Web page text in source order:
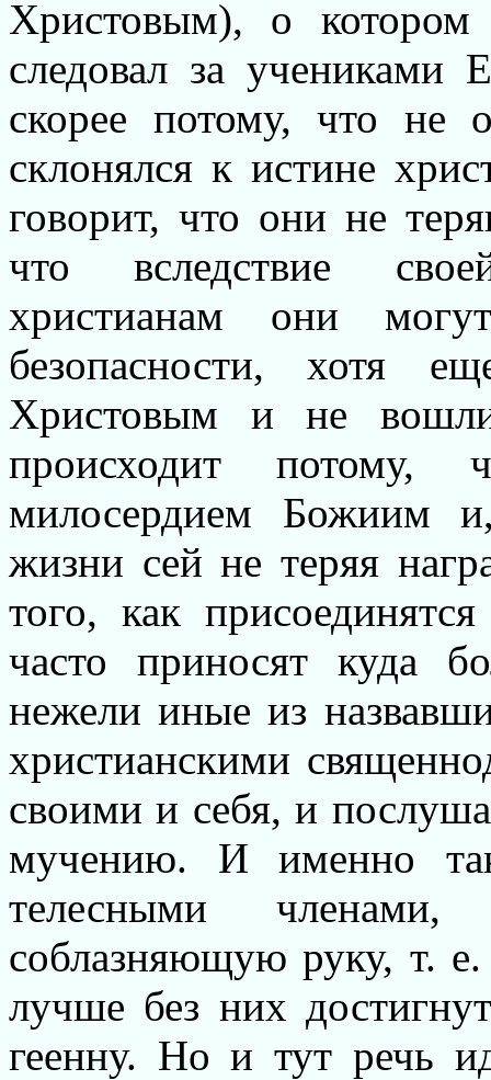
Христовым), о
следовал за
скорее потому, что не
склонялся к истине
говорит, что они не
что вследствие
христианам они
безопасности, хотя
Христовым и не
происходит потому,
милосердием Божиим
жизни сей не теряя
того, как
часто приносят куда
нежели иные из
христианскими
своими и себя, и
мучению. И именно
телесными
соблазняющую руку, т.
лучше без них
геенну. Но и тут речь